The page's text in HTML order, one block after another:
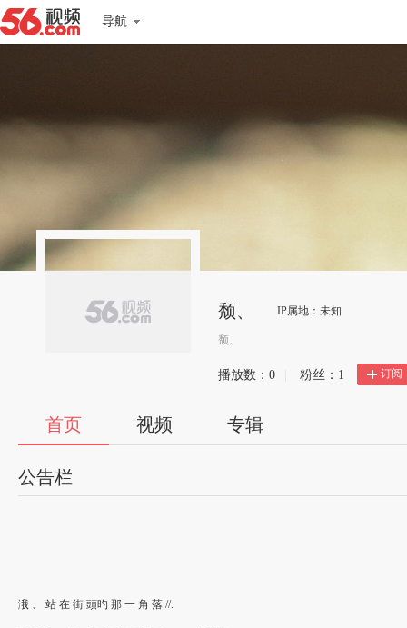
导航
颓、 IP属地：未知
颓、
播放数： 0 粉丝： 1 订阅
首页 视频 专辑
公告栏
涐 、 站 在 街 頭旳 那 一 角 落 //.